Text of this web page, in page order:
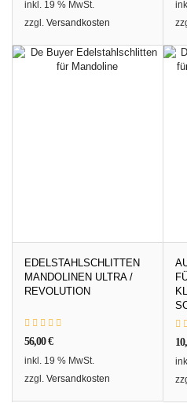
inkl. 19 % MwSt.
zzgl. Versandkosten
EDELSTAHLSCHLITTEN
MANDOLINEN ULTRA /
REVOLUTION
56,00€
inkl. 19 % MwSt.
zzgl. Versandkosten